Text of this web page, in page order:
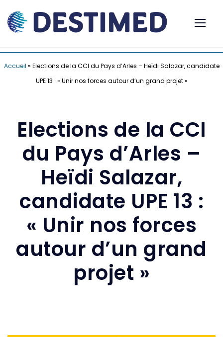
Accueil » Elections de la CCI du Pays d’Arles – Heïdi Salazar, candidate
UPE 13 : « Unir nos forces autour d’un grand projet »
Elections de la CCI
du Pays d’Arles –
Heïdi Salazar,
candidate UPE 13 :
« Unir nos forces
autour d’un grand
projet »